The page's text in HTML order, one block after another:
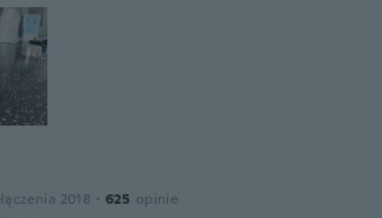
2018 · 625 opinie